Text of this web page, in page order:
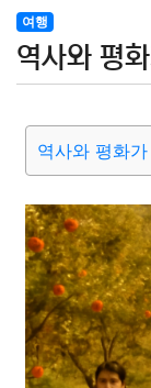
법률
질병 가요 방
결혼 육아 반
대출 자동차
종교 사회 정
부동산 외국어
여행
역사와 평
역사와 평화